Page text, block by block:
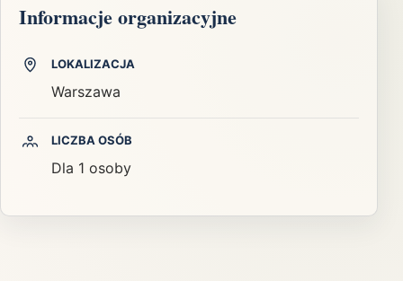
Informacje organizacyjne
LOKALIZACJA
Warszawa
LICZBA OSÓB
Dla 1 osoby